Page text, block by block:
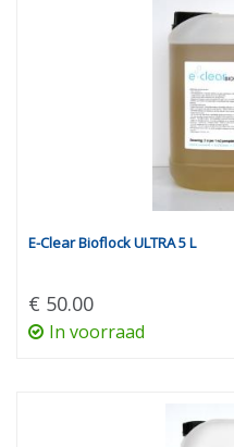
E-Clear Bioflock ULTRA 5 L
€ 50.00
In voorraad